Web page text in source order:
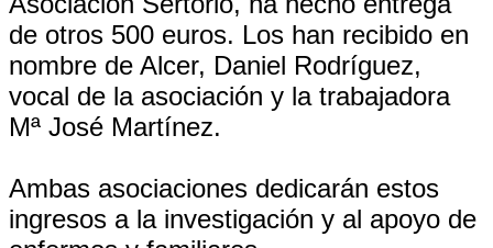
de otros 500 euros. Los han recibido en
nombre de Alcer, Daniel Rodríguez,
vocal de la asociación y la trabajadora
Mª José Martínez.
Ambas asociaciones dedicarán estos
ingresos a la investigación y al apoyo de